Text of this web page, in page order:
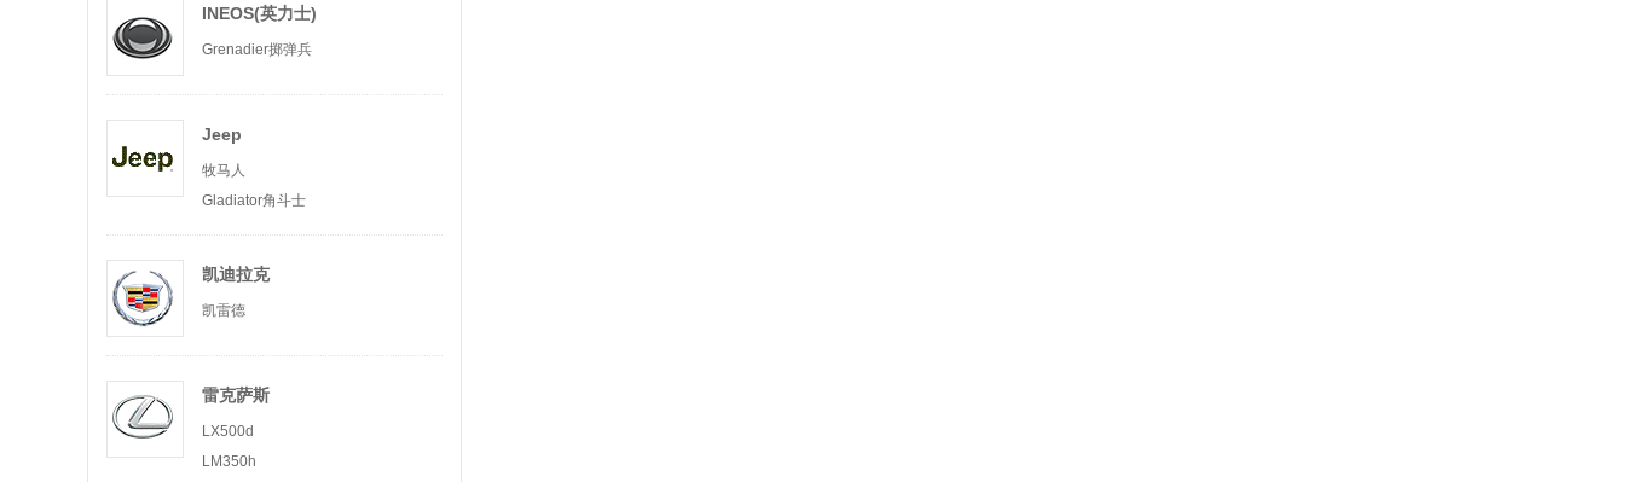
INEOS(英力士)
Grenadier掷弹兵
Jeep
牧马人
Gladiator角斗士
凯迪拉克
凯雷德
雷克萨斯
LX500d
LM350h